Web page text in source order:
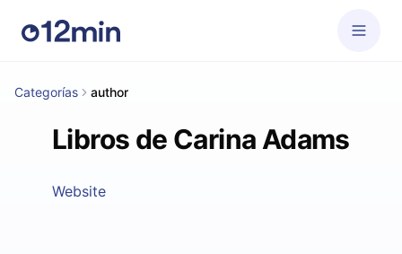
Categorías author
Libros de Carina Adams
Website